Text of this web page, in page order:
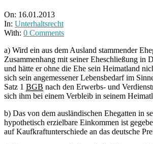
On: 16.01.2013
In: Unterhaltsrecht
With: 0 Comments
a) Wird ein aus dem Ausland stammender
Zusammenhang mit seiner Eheschließung in
und hätte er ohne die Ehe sein Heimatland
sich sein angemessener Lebensbedarf im
Satz 1 BGB nach den Erwerbs- und
sich ihm bei einem Verbleib in seinem
b) Das von dem ausländischen Ehegatten in
hypothetisch erzielbare Einkommen ist
auf Kaufkraftunterschiede an das deutsche